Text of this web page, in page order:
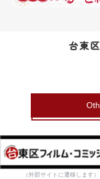
台東
（外部サイトに遷移します）